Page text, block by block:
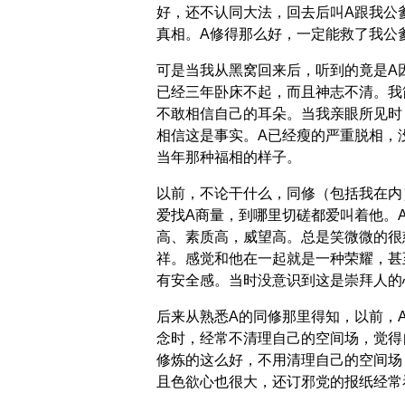
好，还不认同大法，回去后叫A跟我公
真相。A修得那么好，一定能救了我公
可是当我从黑窝回来后，听到的竟是A
已经三年卧床不起，而且神志不清。我
不敢相信自己的耳朵。当我亲眼所见时
相信这是事实。A已经瘦的严重脱相，
当年那种福相的样子。
以前，不论干什么，同修（包括我在
爱找A商量，到哪里切磋都爱叫着他。
高、素质高，威望高。总是笑微微的很
祥。感觉和他在一起就是一种荣耀，甚
有安全感。当时没意识到这是崇拜人的
后来从熟悉A的同修那里得知，以前，
念时，经常不清理自己的空间场，觉得
修炼的这么好，不用清理自己的空间场
且色欲心也很大，还订邪党的报纸经常